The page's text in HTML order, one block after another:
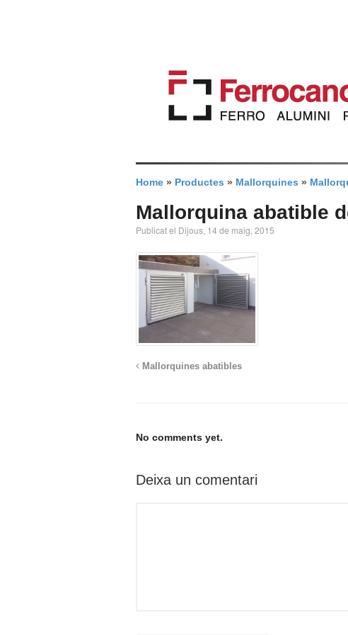
Home » Productes » Mallorquines »
Mallorquina abatible
Publicat el Dijous, 14 de maig, 2015
Mallorquines abatibles
No comments yet.
Deixa un comentari